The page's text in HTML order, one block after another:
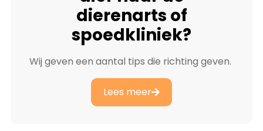
dierenarts of
spoedkliniek?
Wij geven een aantal tips die richting geven.
Lees meer